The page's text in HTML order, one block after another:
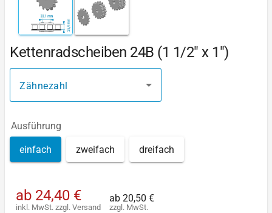
Kettenradscheiben 24B (1 1/2" x 1")
Zähnezahl
Ausführung
einfach zweifach dreifach
ab 24,40 €
inkl. MwSt. zzgl. Versand
ab 20,50 €
zzgl. MwSt.